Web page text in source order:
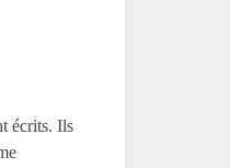
écrits. Ils